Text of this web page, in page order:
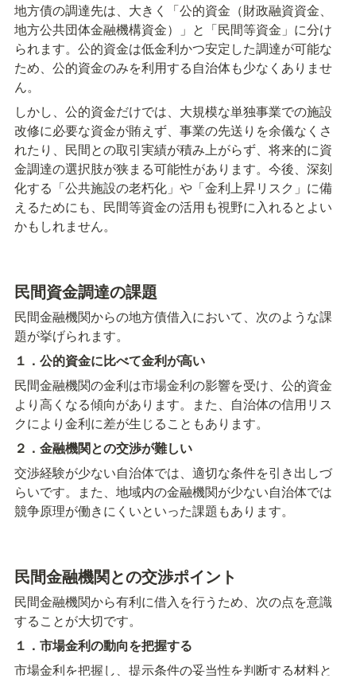
地方債の調達先は、大きく「公的資金（財政融資資金、
地方公共団体金融機構資金）」と「民間等資金」に分け
られます。公的資金は低金利かつ安定した調達が可能な
ため、公的資金のみを利用する自治体も少なくありませ
ん。
しかし、公的資金だけでは、大規模な単独事業での施設
改修に必要な資金が賄えず、事業の先送りを余儀なくさ
れたり、民間との取引実績が積み上がらず、将来的に資
金調達の選択肢が狭まる可能性があります。今後、深刻
化する「公共施設の老朽化」や「金利上昇リスク」に備
えるためにも、民間等資金の活用も視野に入れるとよい
かもしれません。
民間資金調達の課題
民間金融機関からの地方債借入において、次のような課
題が挙げられます。
１．公的資金に比べて金利が高い
民間金融機関の金利は市場金利の影響を受け、公的資金
より高くなる傾向があります。また、自治体の信用リス
クにより金利に差が生じることもあります。
２．金融機関との交渉が難しい
交渉経験が少ない自治体では、適切な条件を引き出しづ
らいです。また、地域内の金融機関が少ない自治体では
競争原理が働きにくいといった課題もあります。
民間金融機関との交渉ポイント
民間金融機関から有利に借入を行うため、次の点を意識
することが大切です。
１．市場金利の動向を把握する
市場金利を把握し、提示条件の妥当性を判断する材料と